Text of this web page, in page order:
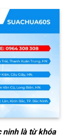
ninhlà từ khóa